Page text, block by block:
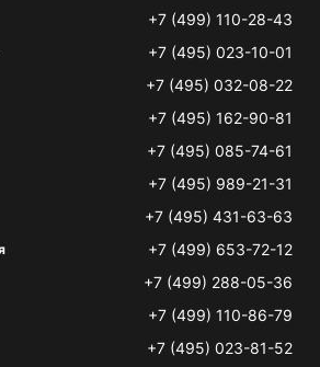
+7 (499) 110-28-43
+7 (495) 023-10-01
+7 (495) 032-08-22
+7 (495) 162-90-81
+7 (495) 085-74-61
+7 (495) 989-21-31
+7 (495) 431-63-63
+7 (499) 653-72-12
+7 (499) 288-05-36
+7 (499) 110-86-79
+7 (495) 023-81-52